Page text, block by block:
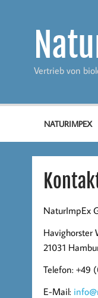
Vertrieb von
NATURIMPEX
NaturImpEx
Havighorster
21031
Telefon: +49
E-Mail: